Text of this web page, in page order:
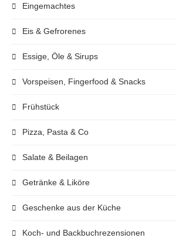
Eingemachtes
Eis & Gefrorenes
Essige, Öle & Sirups
Vorspeisen, Fingerfood & Snacks
Frühstück
Pizza, Pasta & Co
Salate & Beilagen
Getränke & Liköre
Geschenke aus der Küche
Koch- und Backbuchrezensionen